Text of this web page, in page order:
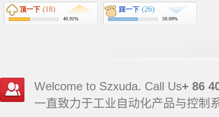
Welcome to Szxuda. Call Us+ 86
一直致力于工业自动化产品与控制